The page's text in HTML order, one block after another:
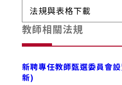
法規與表格下載
教師相關法規
新聘專任教師甄選委員會
新)